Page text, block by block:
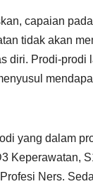
capaian
tidak akan
diri. Prodi-prodi
yang dalam
Keperawatan,
Ners.